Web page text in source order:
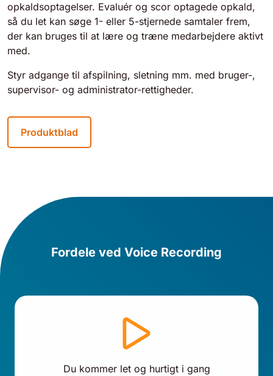
opkaldsoptagelser. Evaluér og scor optagede opkald,
så du let kan søge 1- eller 5-stjernede samtaler frem,
der kan bruges til at lære og træne medarbejdere aktivt
med.
Styr adgange til afspilning, sletning mm. med bruger-,
supervisor- og administrator-rettigheder.
Produktblad
Fordele ved Voice Recording
Du kommer let og hurtigt i gang